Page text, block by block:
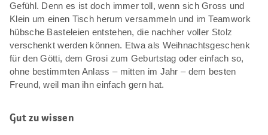
Gefühl. Denn es ist doch immer toll, wenn sich Gross und
Klein um einen Tisch herum versammeln und im Teamwork
hübsche Basteleien entstehen, die nachher voller Stolz
verschenkt werden können. Etwa als Weihnachtsgeschenk
für den Götti, dem Grosi zum Geburtstag oder einfach so,
ohne bestimmten Anlass – mitten im Jahr – dem besten
Freund, weil man ihn einfach gern hat.
Gut zu wissen